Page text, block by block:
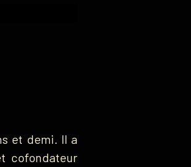
et demi. Il a
cofondateur